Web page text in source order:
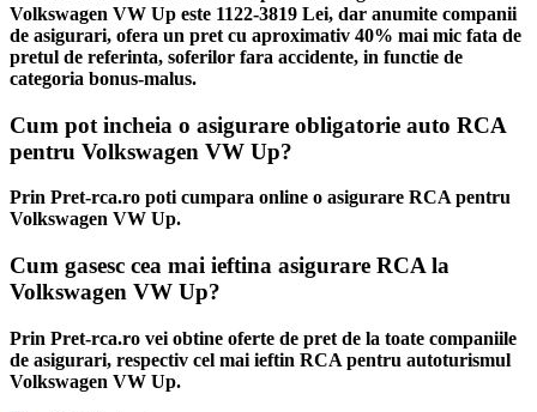
Volkswagen VW Up este 1122-3819 Lei, dar anumite companii
de asigurari, ofera un pret cu aproximativ 40% mai mic fata de
pretul de referinta, soferilor fara accidente, in functie de
categoria bonus-malus.
Cum pot incheia o asigurare obligatorie auto RCA
pentru Volkswagen VW Up?
Prin Pret-rca.ro poti cumpara online o asigurare RCA pentru
Volkswagen VW Up.
Cum gasesc cea mai ieftina asigurare RCA la
Volkswagen VW Up?
Prin Pret-rca.ro vei obtine oferte de pret de la toate companiile
de asigurari, respectiv cel mai ieftin RCA pentru autoturismul
Volkswagen VW Up.